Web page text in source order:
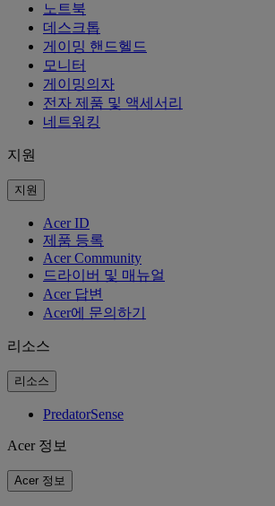
노트북
데스크톱
게이밍 핸드헬드
모니터
게이밍의자
전자 제품 및 액세서리
네트워킹
지원
지원
Acer ID
제품 등록
Acer Community
드라이버 및 매뉴얼
Acer 답변
Acer에 문의하기
리소스
리소스
PredatorSense
Acer 정보
Acer 정보